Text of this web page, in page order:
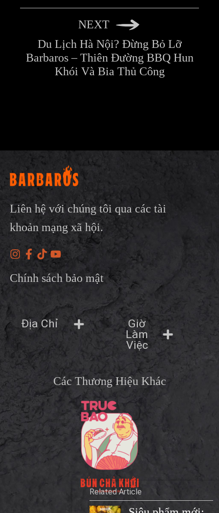
NEXT
Du Lịch Hà Nội? Đừng Bỏ Lỡ
Barbaros – Thiên Đường BBQ Hun
Khói Và Bia Thủ Công
Related Article
Liên hệ với chúng tôi qua các tài
khoản mạng xã hội.
Chính sách bảo mật
Địa Chỉ
Giờ
Làm
Việc
Các Thương Hiệu Khác